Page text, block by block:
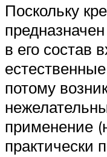
Поскольку
в его состав
потому
применение
практически